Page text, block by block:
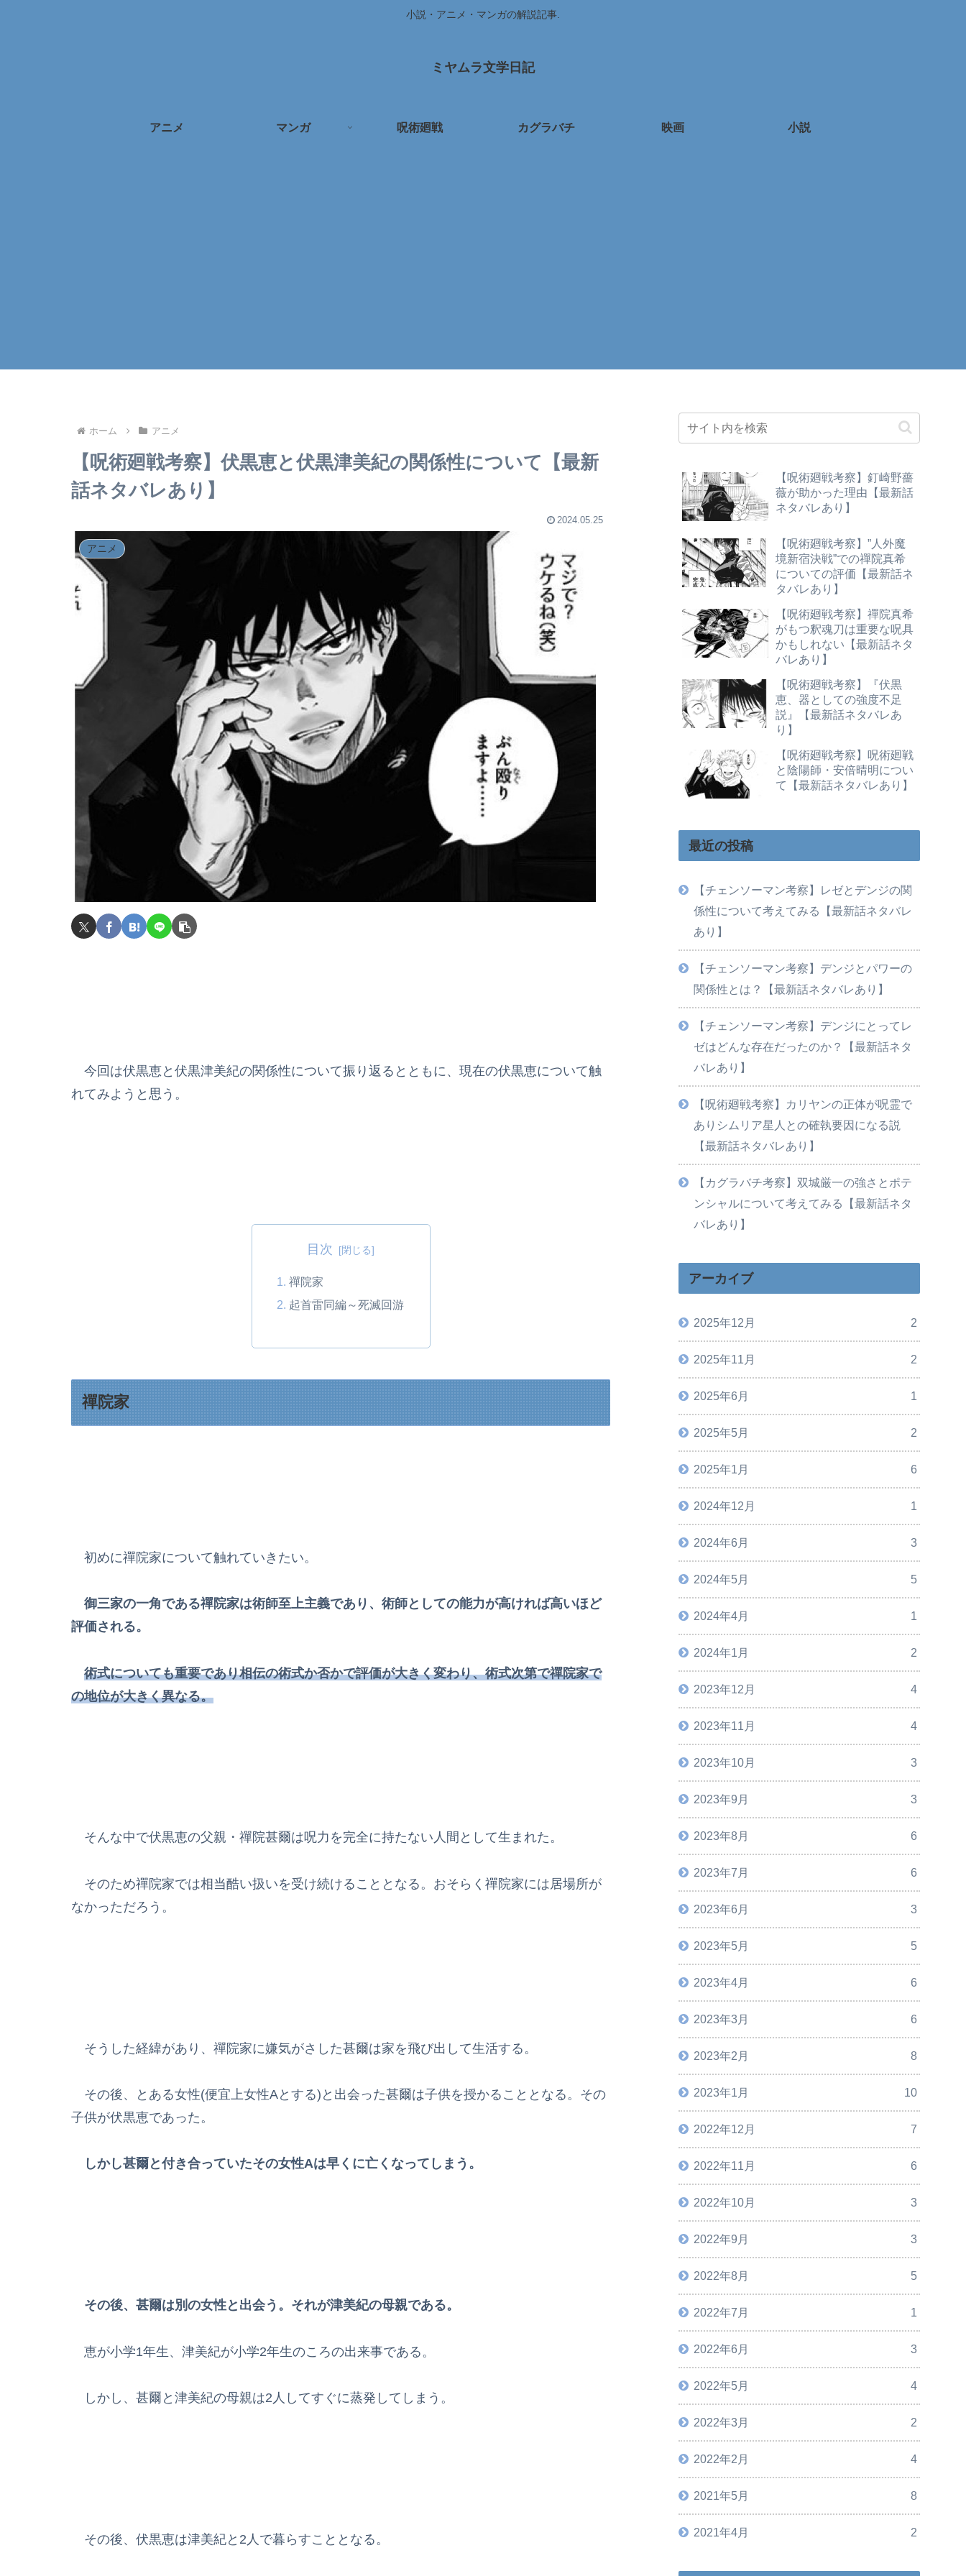
小説・アニメ・マンガの解説記事.
ミヤムラ文学日記
アニメ マンガ 呪術廻戦 カグラバチ 映画 小説
ホーム アニメ
【呪術廻戦考察】伏黒恵と伏黒津美紀の関係性について【最新
話ネタバレあり】
2024.05.25
アニメ
今回は伏黒恵と伏黒津美紀の関係性について振り返るとともに、現在の伏黒恵について触
れてみようと思う。
目次
禪院家
起首雷同編～死滅回游
禪院家
初めに禪院家について触れていきたい。
御三家の一角である禪院家は術師至上主義であり、術師としての能力が高ければ高いほど
評価される。
術式についても重要であり相伝の術式か否かで評価が大きく変わり、術式次第で禪院家で
の地位が大きく異なる。
そんな中で伏黒恵の父親・禪院甚爾は呪力を完全に持たない人間として生まれた。
そのため禪院家では相当酷い扱いを受け続けることとなる。おそらく禪院家には居場所が
なかっただろう。
そうした経緯があり、禪院家に嫌気がさした甚爾は家を飛び出して生活する。
その後、とある女性(便宜上女性Aとする)と出会った甚爾は子供を授かることとなる。その
子供が伏黒恵であった。
しかし甚爾と付き合っていたその女性Aは早くに亡くなってしまう。
その後、甚爾は別の女性と出会う。それが津美紀の母親である。
恵が小学1年生、津美紀が小学2年生のころの出来事である。
しかし、甚爾と津美紀の母親は2人してすぐに蒸発してしまう。
その後、伏黒恵は津美紀と2人で暮らすこととなる。
【呪術廻戦考察】釘崎野薔
薇が助かった理由【最新話
ネタバレあり】
【呪術廻戦考察】”人外魔
境新宿決戦”での禪院真希
についての評価【最新話ネ
タバレあり】
【呪術廻戦考察】禪院真希
がもつ釈魂刀は重要な呪具
かもしれない【最新話ネタ
バレあり】
【呪術廻戦考察】『伏黒
恵、器としての強度不足
説』【最新話ネタバレあ
り】
【呪術廻戦考察】呪術廻戦
と陰陽師・安倍晴明につい
て【最新話ネタバレあり】
最近の投稿
【チェンソーマン考察】レゼとデンジの関
係性について考えてみる【最新話ネタバレ
あり】
【チェンソーマン考察】デンジとパワーの
関係性とは？【最新話ネタバレあり】
【チェンソーマン考察】デンジにとってレ
ゼはどんな存在だったのか？【最新話ネタ
バレあり】
【呪術廻戦考察】カリヤンの正体が呪霊で
ありシムリア星人との確執要因になる説
【最新話ネタバレあり】
【カグラバチ考察】双城厳一の強さとポテ
ンシャルについて考えてみる【最新話ネタ
バレあり】
アーカイブ
2025年12月 2
2025年11月 2
2025年6月 1
2025年5月 2
2025年1月 6
2024年12月 1
2024年6月 3
2024年5月 5
2024年4月 1
2024年1月 2
2023年12月 4
2023年11月 4
2023年10月 3
2023年9月 3
2023年8月 6
2023年7月 6
2023年6月 3
2023年5月 5
2023年4月 6
2023年3月 6
2023年2月 8
2023年1月 10
2022年12月 7
2022年11月 6
2022年10月 3
2022年9月 3
2022年8月 5
2022年7月 1
2022年6月 3
2022年5月 4
2022年3月 2
2022年2月 4
2021年5月 8
2021年4月 2